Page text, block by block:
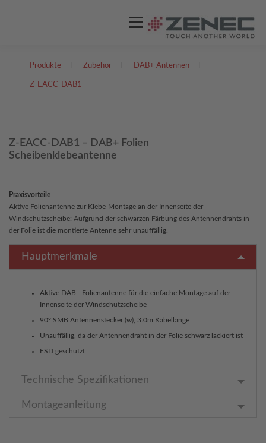
Menü
ZENEC PRODUKTE VIDEOS
DEUTSCH
Produkte Zubehör DAB+ Antennen
Z-EACC-DAB1
Z-EACC-DAB1 – DAB+ Folien
Scheibenklebeantenne
Praxisvorteile
Aktive Folienantenne zur Klebe-Montage an der Innenseite der
Windschutzscheibe: Aufgrund der schwarzen Färbung des Antennendrahts in
der Folie ist die montierte Antenne sehr unauffällig.
Hauptmerkmale
Aktive DAB+ Folienantenne für die einfache Montage auf der
Innenseite der Windschutzscheibe
90° SMB Antennenstecker (w), 3.0m Kabellänge
Unauffällig, da der Antennendraht in der Folie schwarz lackiert ist
ESD geschützt
Technische Spezifikationen
Montageanleitung